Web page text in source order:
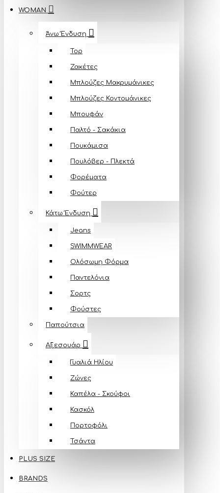
WOMAN
Άνω Ένδυση
Top
Ζακέτες
Μπλούζες Mακρυμάνικες
Μπλούζες Κοντομάνικες
Μπουφάν
Παλτό - Σακάκια
Πουκάμισα
Πουλόβερ - Πλεκτά
Φορέματα
Φούτερ
Κάτω Ένδυση
Jeans
SWIMMWEAR
Ολόσωμη Φόρμα
Παντελόνια
Σορτς
Φούστες
Παπούτσια
Αξεσουάρ
Γυαλιά Ηλίου
Ζώνες
Καπέλα - Σκούφοι
Κασκόλ
Πορτοφόλι
Τσάντα
PLUS SIZE
BRANDS